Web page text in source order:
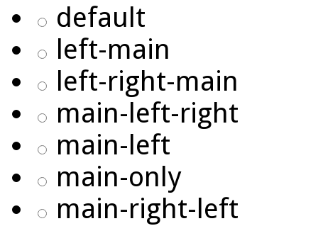
default
left-main
left-right-main
main-left-right
main-left
main-only
main-right-left